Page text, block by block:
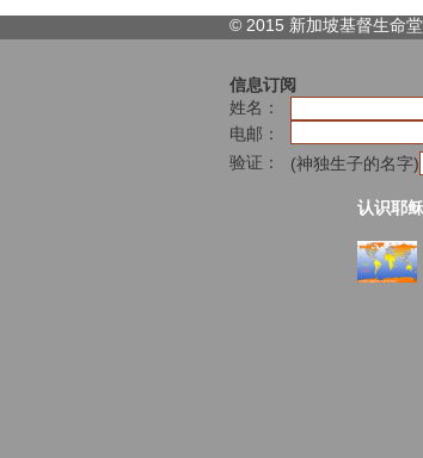
© 2015 新加坡基督生命
信息订阅
姓名：
电邮：
验证：
(神独生子的名字)
认识耶稣